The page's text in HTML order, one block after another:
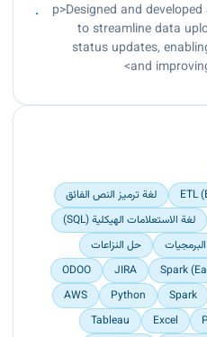
<p>Designed and
to streamline data
status updates,
and
لغة ترميز النص الفائق
لغة الاستعلامات الهيكلية (SQL)
حل النزاعات
Spark
JIRA
ODOO
Spark
Python
AWS
Excel
Tableau